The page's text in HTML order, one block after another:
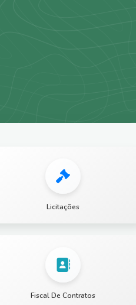
Licitações
Fiscal De Contratos